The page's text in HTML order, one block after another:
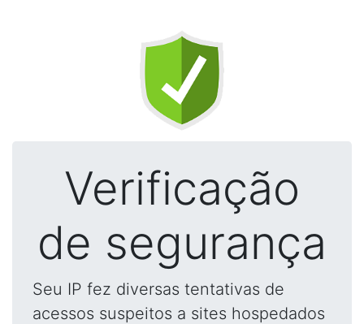
Verificação
de segurança
Seu IP fez diversas tentativas de
acessos suspeitos a sites hospedados